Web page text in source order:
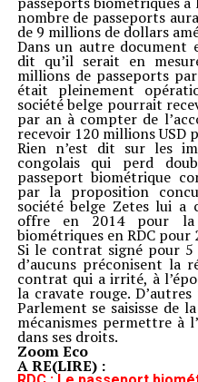
nombre de passeports
de 9 millions de dollars
Dans un autre document
dit qu’il serait en
millions de passeports
était pleinement
société belge pourrait
par an à compter de
recevoir 120 millions USD
Rien n’est dit sur les
congolais qui perd
passeport biométrique
par la proposition
société belge Zetes lui a
offre en 2014 pour la
biométriques en RDC pour
Si le contrat signé pour 5
d’aucuns préconisent la
contrat qui a irrité, à
la cravate rouge.
Parlement se saisisse de
mécanismes permettre à
dans ses droits.
Zoom Eco
A RE(LIRE) :